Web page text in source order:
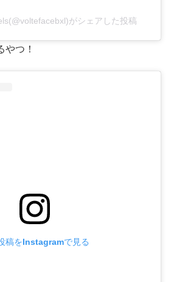
がシェアした投稿
やつ！
稿をInstagramで見る